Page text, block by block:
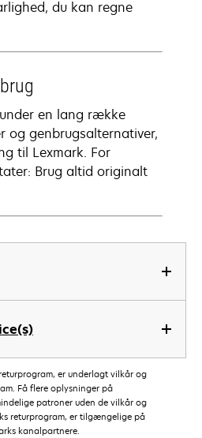
du kan regne
en lang række
og genbrugsalternativer,
til Lexmark. For
Brug altid originalt
er underlagt vilkår og
Få flere oplysninger på
patroner uden de vilkår og
returprogram, er tilgængelige på
kanalpartnere.